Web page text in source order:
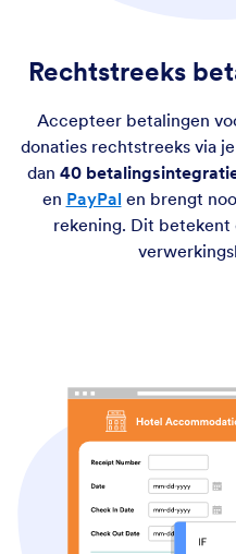
Rechtstreeks
Accepteer betalingen
donaties rechtstreeks via
dan 40
en PayPal en brengt
rekening. Dit betekent